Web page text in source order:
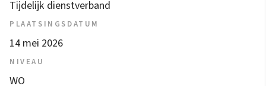
Tijdelijk dienstverband
PLAATSINGSDATUM
14 mei 2026
NIVEAU
WO